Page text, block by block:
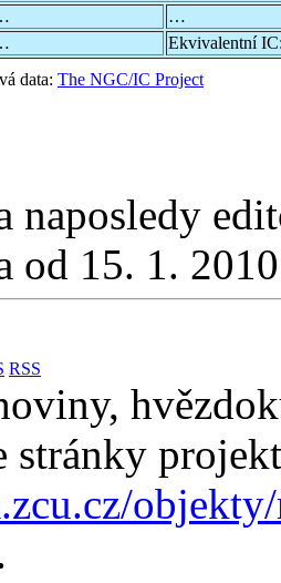
…
Ekvivalentní
data: The NGC/IC Project
naposledy
od 15. 1.
RSS
stránky